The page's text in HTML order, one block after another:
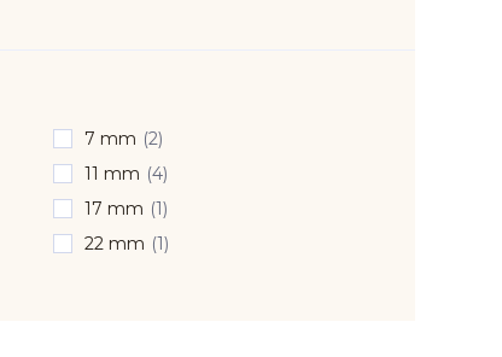
7 mm (2)
11 mm (4)
17 mm (1)
22 mm (1)